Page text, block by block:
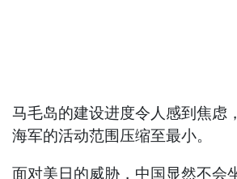
马毛岛的建设进度令人感到焦虑
海军的活动范围压缩至最小。
面对美日的威胁，中国显然不会